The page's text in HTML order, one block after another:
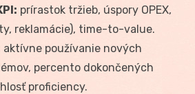
prírastok tržieb, úspory OPEX,
reklamácie), time-to-value.
aktívne používanie nových
percento dokončených
proficiency.